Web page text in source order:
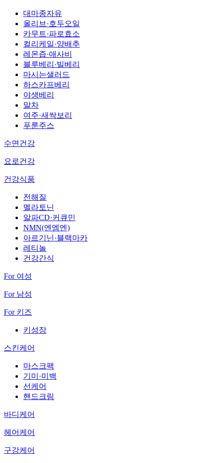
대마종자유
올리브·호두오일
카무트·파로효소
컬리케일·양배추
레몬즙·애사비
블루베리·빌베리
마시는샐러드
하스카프베리
야생베리
말차
여주·새싹보리
푸룬주스
수면건강
요로건강
건강식품
전해질
멜라토닌
알파CD·커큐민
NMN(엔엠엔)
아르기닌·블랙마카
레티놀
건강간식
For 여성
For 남성
For 키즈
키성장
스킨케어
마스크팩
기미·미백
선케어
핸드크림
바디케어
헤어케어
구강케어